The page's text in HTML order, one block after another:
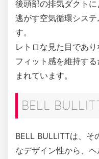
後頭部の排気ダクト
逃がす空気循環シス
す。
レトロな見た目であ
フィット感を維持す
まれています。
BELL
BELL BULLITTは、そ
なデザイン性から、